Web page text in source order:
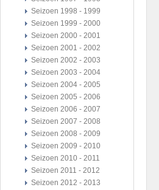
Seizoen 1998 - 1999
Seizoen 1999 - 2000
Seizoen 2000 - 2001
Seizoen 2001 - 2002
Seizoen 2002 - 2003
Seizoen 2003 - 2004
Seizoen 2004 - 2005
Seizoen 2005 - 2006
Seizoen 2006 - 2007
Seizoen 2007 - 2008
Seizoen 2008 - 2009
Seizoen 2009 - 2010
Seizoen 2010 - 2011
Seizoen 2011 - 2012
Seizoen 2012 - 2013